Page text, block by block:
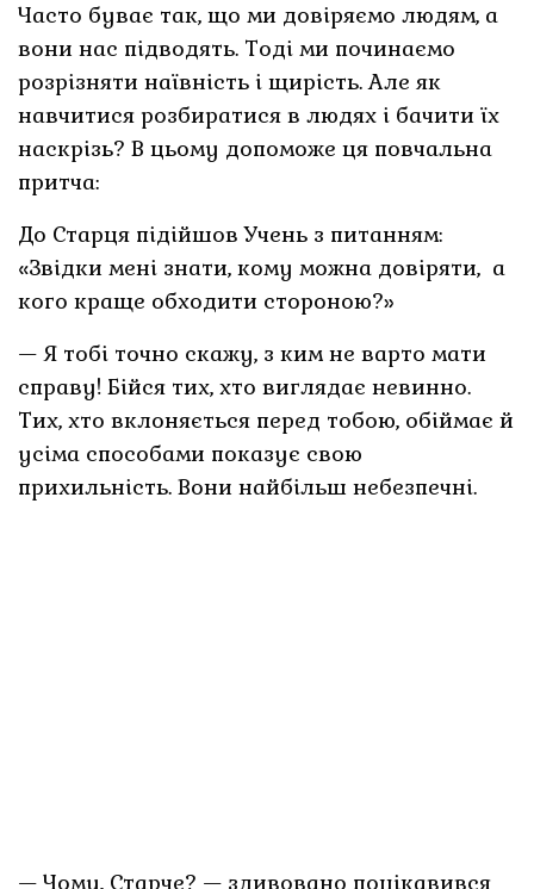
Часто буває так, що ми довіряємо людям, а
вони нас підводять. Тоді ми починаємо
розрізняти наївність і щирість. Але як
навчитися розбиратися в людях і бачити їх
наскрізь? В цьому допоможе ця повчальна
притча:
До Старця підійшов Учень з питанням:
«Звідки мені знати, кому можна довіряти, а
кого краще обходити стороною?»
— Я тобі точно скажу, з ким не варто мати
справу! Бійся тих, хто виглядає невинно.
Тих, хто вклоняється перед тобою, обіймає й
усіма способами показує свою
прихильність. Вони найбільш небезпечні.
— Чому, Старче? — здивовано поцікавився